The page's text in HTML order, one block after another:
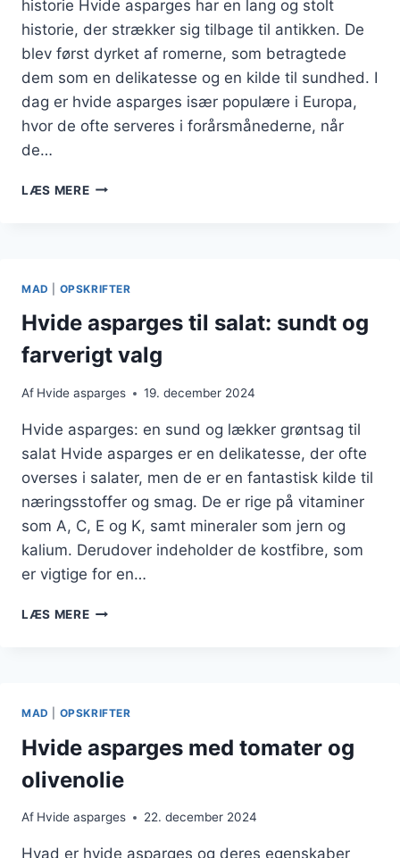
historie Hvide asparges har en lang og stolt
historie, der strækker sig tilbage til antikken. De
blev først dyrket af romerne, som betragtede
dem som en delikatesse og en kilde til sundhed. I
dag er hvide asparges især populære i Europa,
hvor de ofte serveres i forårsmånederne, når
de…
LÆS MERESPRØDE
MAD OPSKRIFTER
Hvide asparges til salat: sundt og
farverigt valg
Af Hvide asparges 19. december 2024
Hvide asparges: en sund og lækker grøntsag til
salat Hvide asparges er en delikatesse, der ofte
overses i salater, men de er en fantastisk kilde til
næringsstoffer og smag. De er rige på vitaminer
som A, C, E og K, samt mineraler som jern og
kalium. Derudover indeholder de kostfibre, som
er vigtige for en…
LÆS MEREHVIDE
VALG
MAD OPSKRIFTER
Hvide asparges med tomater og
olivenolie
Af Hvide asparges 22. december 2024
Hvad er hvide asparges og deres egenskaber